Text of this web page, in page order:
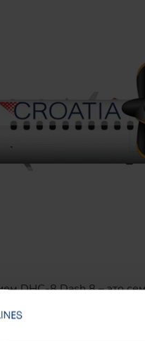
DHC-8 Dash 8 – это
производства
8 был спроектирован,